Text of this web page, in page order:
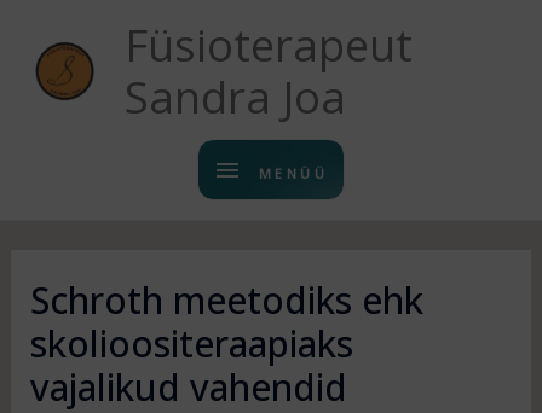
Füsioterapeut
Sandra Joa
MENÜÜ
Schroth meetodiks ehk
skolioositeraapiaks
vajalikud vahendid